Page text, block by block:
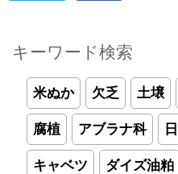
キーワード検索
米ぬか 欠乏 土壌
腐植 アブラナ科
キャベツ ダイズ油粕